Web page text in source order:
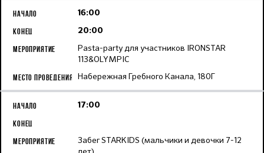
16:00
20:00
Pasta-party для участников IRONSTAR
113&OLYMPIC
Набережная Гребного Канала, 180Г
17:00
Забег STARKIDS (мальчики и девочки 7-12